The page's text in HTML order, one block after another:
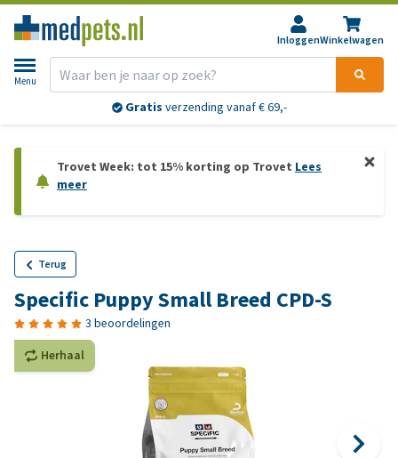
InloggenWinkelwagen
Menu
Gratis verzending vanaf € 69,-
Trovet Week: tot 15% korting op Trovet Lees
meer
Terug
Specific Puppy Small Breed CPD-S
3 beoordelingen
Herhaal